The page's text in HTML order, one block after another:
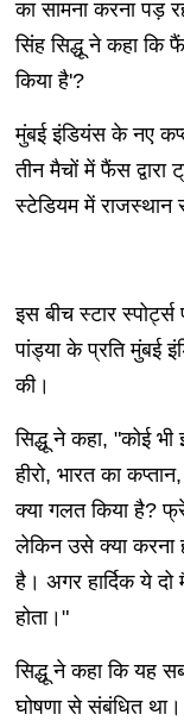
का सामना करना पड़
सिंह सिद्धू ने कहा कि
किया है'?
मुंबई इंडियंस के नए
तीन मैचों में फैंस द्वारा
स्टेडियम में राजस्थान
इस बीच स्टार स्पोर्ट्स
पांड्या के प्रति मुंबई
की।
सिद्धू ने कहा, "कोई
हीरो, भारत का
क्या गलत किया है?
लेकिन उसे क्या करना
है। अगर हार्दिक ये
होता।"
सिद्धू ने कहा कि यह
घोषणा से संबंधित